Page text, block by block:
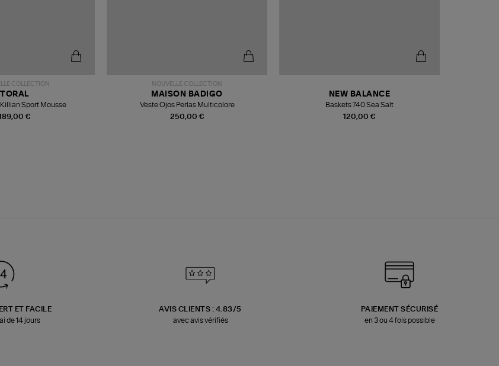
COLLECTION
€
TORAL
Sport Mousse
NOUVELLE COLLECTION
250,00 €
MAISON BADIGO
Veste Ojos Perlas Multicolore
120,00 €
NEW BALANCE
Baskets 740 Sea Salt
ET FACILE
de 14 jours
AVIS CLIENTS : 4.83/5
avec avis vérifiés
PAIEMENT SÉCURISÉ
en 3 ou 4 fois possible